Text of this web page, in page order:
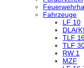
Fahrzeuge
LF 10
TLF
TLF
RW 1
MZF